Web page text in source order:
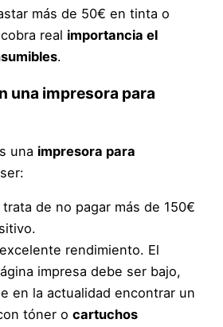
más de 50€ en tinta o
real importancia el
.
una impresora para
una impresora para
trata de no pagar más de 150€
rendimiento. El
impresa debe ser bajo,
en la actualidad encontrar un
tóner ocartuchos